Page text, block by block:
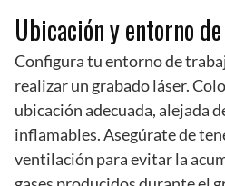
Ubicación y entorno
Configura tu entorno de
realizar un grabado láser.
ubicación adecuada, alejada
inflamables. Asegúrate de
ventilación para evitar la